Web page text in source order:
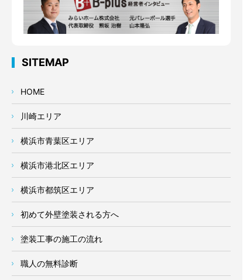
SITEMAP
HOME
川崎エリア
横浜市青葉区エリア
横浜市港北区エリア
横浜市都筑区エリア
初めて外壁塗装される方へ
塗装工事の施工の流れ
職人の無料診断